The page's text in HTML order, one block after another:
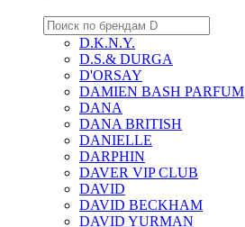
D.K.N.Y.
D.S.& DURGA
D'ORSAY
DAMIEN BASH PARFUM
DANA
DANA BRITISH
DANIELLE
DARPHIN
DAVER VIP CLUB
DAVID
DAVID BECKHAM
DAVID YURMAN